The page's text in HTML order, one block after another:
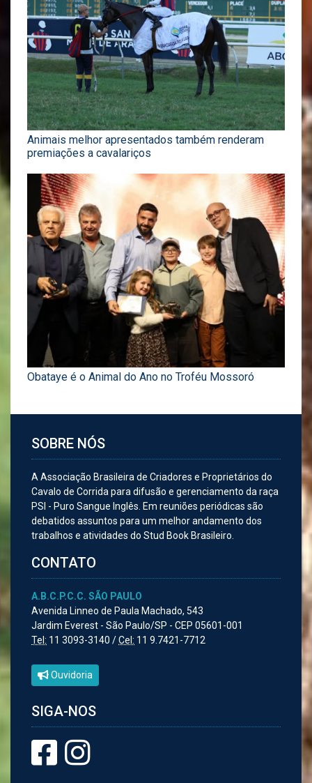
Animais melhor apresentados também renderam
premiações a cavalariços
Obataye é o Animal do Ano no Troféu Mossoró
SOBRE NÓS
A Associação Brasileira de Criadores e Proprietários do
Cavalo de Corrida para difusão e gerenciamento da raça
PSI - Puro Sangue Inglês. Em reuniões periódicas são
debatidos assuntos para um melhor andamento dos
trabalhos e atividades do Stud Book Brasileiro.
CONTATO
A.B.C.P.C.C. SÃO PAULO
Avenida Linneo de Paula Machado, 543
Jardim Everest - São Paulo/SP - CEP 05601-001
Tel: 11 3093-3140 /Cel: 11 9.7421-7712
Ouvidoria
SIGA-NOS